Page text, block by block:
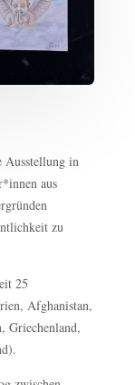
Ausstellung in
aus
zu
25
Afghanistan,
Griechenland,